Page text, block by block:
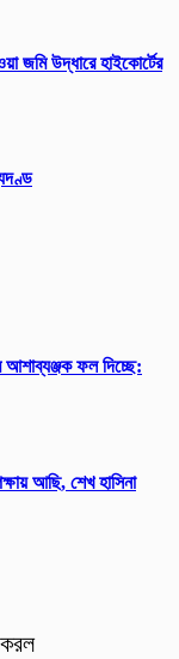
জমি উদ্ধারে হাইকোর্টের
আশাব্যঞ্জক ফল দিচ্ছে:
আছি, শেখ হাসিনা
করল